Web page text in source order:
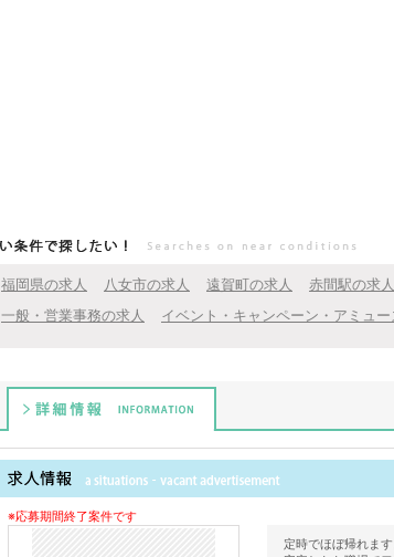
福岡県の求人 八女市の求人 遠賀町の求人 赤間駅の求人
一般・営業事務の求人
イベント・キャンペーン・アミュー
※応募期間終了案件です
定時でほぼ帰れます